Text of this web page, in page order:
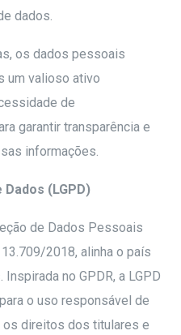
dados.
os dados pessoais
um valioso ativo
de
garantir transparência e
informações.
(LGPD)
de Dados Pessoais
2018, alinha o país
no GPDR, a LGPD
o uso responsável de
direitos dos titulares e